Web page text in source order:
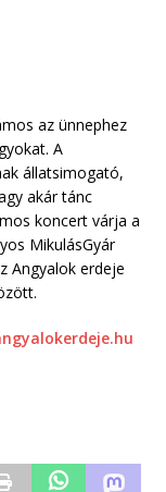
az ünnephez
A
állatsimogató,
akár tánc
koncert várja a
MikulásGyár
Angyalok erdeje